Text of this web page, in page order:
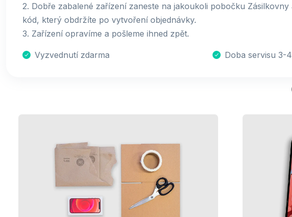
2. Dobře zabalené zařízení zaneste na jakoukoli pobočku
kód, který obdržíte po vytvoření objednávky.
3. Zařízení opravíme a pošleme ihned zpět.
Vyzvednutí zdarma Doba servisu 3-